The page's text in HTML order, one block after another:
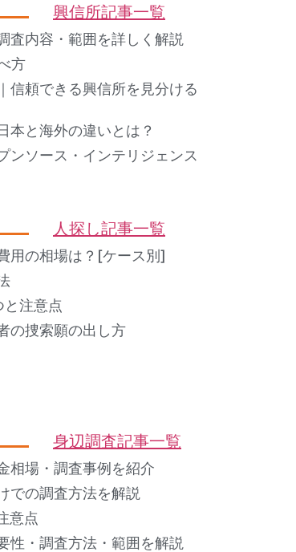
興信所記事一覧
査内容・範囲を詳しく解説
方
信頼できる興信所を見分ける
本と海外の違いとは？
ンソース・インテリジェンス
人探し記事一覧
用の相場は？[ケース別]
注意点
の捜索願の出し方
身辺調査記事一覧
相場・調査事例を紹介
での調査方法を解説
意点
性・調査方法・範囲を解説